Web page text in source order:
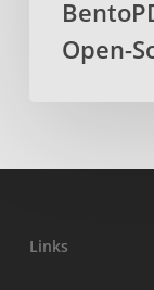
Open-
Links